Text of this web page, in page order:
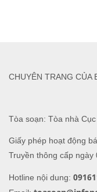
Tòa soạn: Tòa nhà
Giấy phép hoạt động
Truyền thông cấp ngày
Hotline nội dung:
CHUYÊN TRANG CỦA